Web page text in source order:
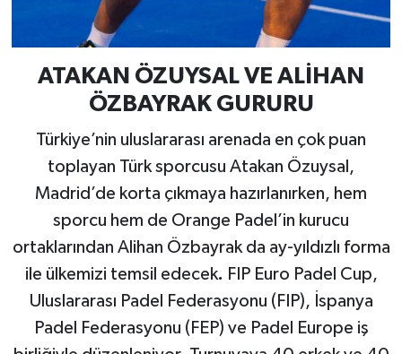
ATAKAN ÖZUYSAL VE ALİHAN
ÖZBAYRAK GURURU
Türkiye’nin uluslararası arenada en çok puan
toplayan Türk sporcusu Atakan Özuysal,
Madrid’de korta çıkmaya hazırlanırken, hem
sporcu hem de Orange Padel’in kurucu
ortaklarından Alihan Özbayrak da ay-yıldızlı forma
ile ülkemizi temsil edecek. FIP Euro Padel Cup,
Uluslararası Padel Federasyonu (FIP), İspanya
Padel Federasyonu (FEP) ve Padel Europe iş